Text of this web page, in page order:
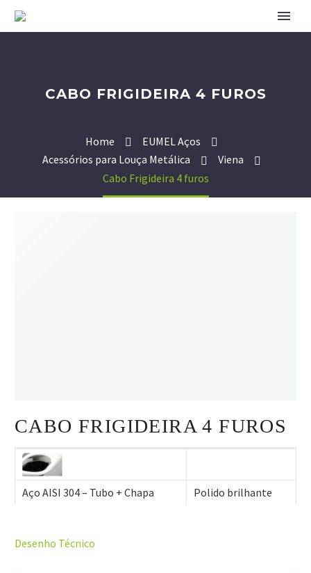
CABO FRIGIDEIRA 4 FUROS
Home
EUMEL Aços
Acessórios para Louça Metálica
Viena
Cabo Frigideira 4 furos
CABO FRIGIDEIRA 4 FUROS
Aço AISI 304 – Tubo + Chapa Polido brilhante
Desenho Técnico